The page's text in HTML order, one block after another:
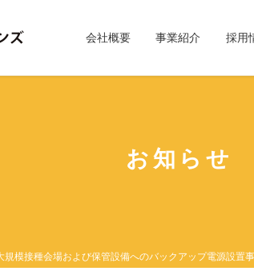
会社概要 事業紹介 採用
お知らせ
規模接種会場および保管設備へのバックアップ電源設置